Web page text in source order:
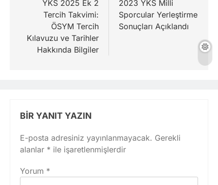
gezinmesi
YKS 2025 Ek 2
Tercih Takvimi:
ÖSYM Tercih
Kılavuzu ve Tarihler
Hakkında Bilgiler
2023 YKS Milli
Sporcular Yerleştirme
Sonuçları Açıklandı
BIR YANIT YAZIN
E-posta adresiniz yayınlanmayacak. Gerekli
alanlar * ile işaretlenmişlerdir
Yorum *